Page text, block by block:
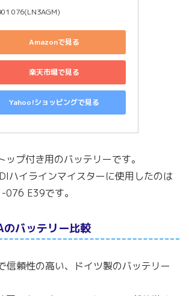
076(LN3AGM)
Amazonで見る
楽天市場で見る
Yahoo!ショッピングで見る
ップ付き用のバッテリーです。
ハイラインマイスターに使用したのは
E39です。
のバッテリー比較
信頼性の高い、ドイツ製のバッテリー